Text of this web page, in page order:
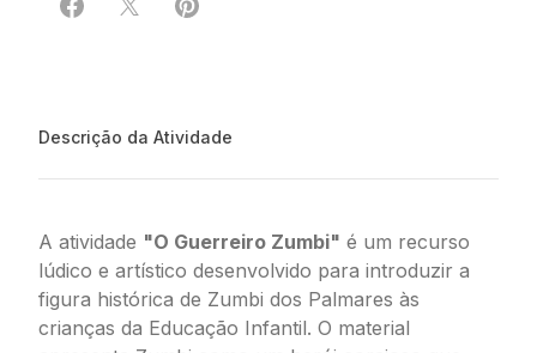
Compartilhar em Facebook
Compartilhar em X
Compartilhar em Pinterest
Descrição da Atividade
A atividade "O Guerreiro Zumbi" é um recurso
lúdico e artístico desenvolvido para introduzir a
figura histórica de Zumbi dos Palmares às
crianças da Educação Infantil. O material